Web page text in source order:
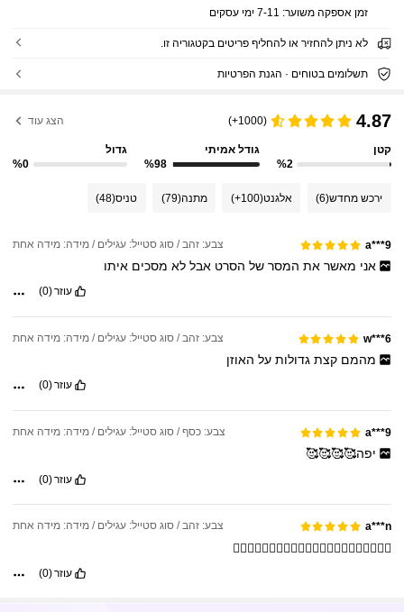
זמן אספקה ​​משוער: 7-11 ימי עסקים
לא ניתן להחזיר או להחליף פריטים בקטגוריה זו.
תשלומים בטוחים · הגנת הפרטיות
4.87
(1000+) הצג עוד
קטן
%2
גודל אמיתי
%98
גדול
%0
ירכש מחדש(6) אלגנט(100+) מתנה(79) טניס(48)
a***9 צבע: זהב / סוג סטייל: עגילים / מידה: מידה אחת
אני מאשר את המסר של הסרט אבל לא מסכים איתו
עוזר(0)
w***6 צבע: זהב / סוג סטייל: עגילים / מידה: מידה אחת
מהמם קצת גדולות על האוזן
עוזר(0)
a***9 צבע: כסף / סוג סטייל: עגילים / מידה: מידה אחת
יפה🥰🥰🥰🥰
עוזר(0)
a***n צבע: זהב / סוג סטייל: עגילים / מידה: מידה אחת
👍🏼👍🏼👍🏼👍🏼👍🏼👍🏼👍🏼👍🏼👍🏼👍🏼👍🏼
עוזר(0)